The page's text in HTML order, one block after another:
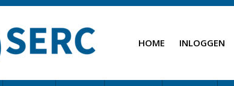
HOME INLOGGEN